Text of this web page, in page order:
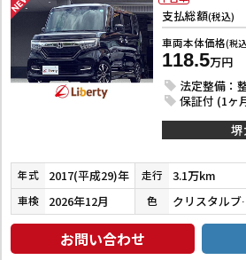
支払総額(税込)
車両本体価格(税
118.5万円
法定整備：
保証付 (1ヶ
年式 2017(平成29)年 走行 3.1万km
車検 2026年12月 色 クリ
お問い合わせ